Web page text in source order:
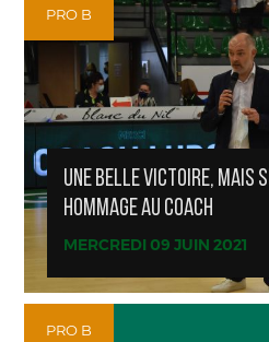
PRO B
UNE BELLE VICTOIRE, MAIS
HOMMAGE AU COACH
MERCREDI 09 JUIN 2021
PRO B